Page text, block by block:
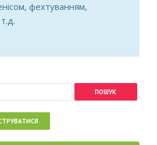
фехтуванням,
9,5 р. при обстеженні
виявлено викривлення
(можливо, укр.звучить
Чи не зашкодять дитині
в секції дзюдо, де під контр.
він додатково робить вправи